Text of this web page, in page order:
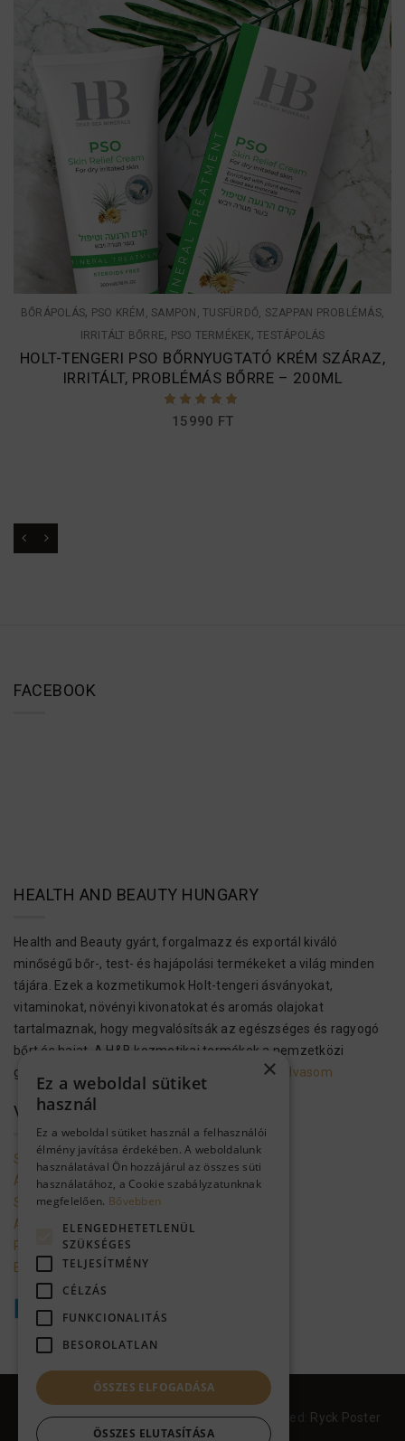
BŐRÁPOLÁS, PSO KRÉM, SAMPON, TUSFÜRDŐ, SZAPPAN PROBLÉMÁS,
IRRITÁLT BŐRRE, PSO TERMÉKEK, TESTÁPOLÁS
HOLT-TENGERI PSO BŐRNYUGTATÓ KRÉM SZÁRAZ,
IRRITÁLT, PROBLÉMÁS BŐRRE – 200ML
5.00/ 5
15990 FT
FACEBOOK
HEALTH AND BEAUTY HUNGARY
Health and Beauty gyárt, forgalmazz és exportál kiváló
minőségű bőr-, test- és hajápolási termékeket a világ minden
tájára. Ezek a kozmetikumok Holt-tengeri ásványokat,
vitaminokat, növényi kivonatokat és aromás olajokat
tartalmaznak, hogy megvalósítsák az egészséges és ragyogó
bőrt és hajat. A H&B kozmetikai termékek a nemzetközi
gyártási előírásoknak megfelelően…..
Tovább olvasom
VEVŐSZOLGÁLAT
Szolgáltató adatai
Általános szerződési feltételek
Szállítási feltételek
Adatkezelési tájékoztató
Promóciók mappa a gmailbe
Ellálás a szerződéstől
Health & Beauty Hungary
© 2017-2024. Health Beauty Hungary / designed: Ryck Poster
×
Ez a weboldal sütiket
használ
Ez a weboldal sütiket használ a felhasználói
élmény javítása érdekében. A weboldalunk
használatával Ön hozzájárul az összes süti
használatához, a Cookie szabályzatunknak
megfelelően. Bővebben
ELENGEDHETETLENÜL
SZÜKSÉGES
TELJESÍTMÉNY
CÉLZÁS
FUNKCIONALITÁS
BESOROLATLAN
ÖSSZES ELFOGADÁSA
ÖSSZES ELUTASÍTÁSA